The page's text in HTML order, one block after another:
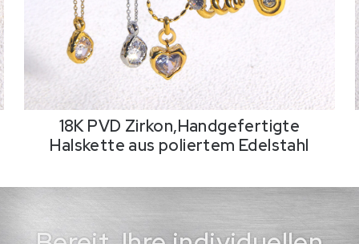
18K PVD Zirkon,Handgefertigte
Halskette aus poliertem Edelstahl